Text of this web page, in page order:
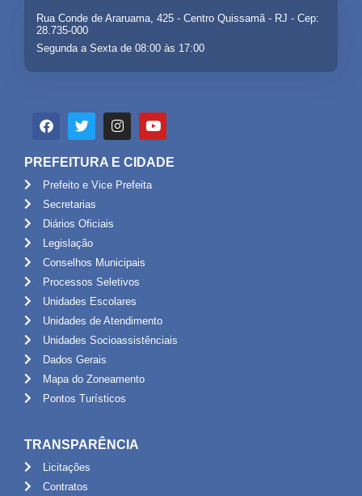
Rua Conde de Araruama, 425 - Centro Quissamã - RJ - Cep:
28.735-000
Segunda a Sexta de 08:00 às 17:00
PREFEITURA E CIDADE
Prefeito e Vice Prefeita
Secretarias
Diários Oficiais
Legislação
Conselhos Municipais
Processos Seletivos
Unidades Escolares
Unidades de Atendimento
Unidades Socioassistênciais
Dados Gerais
Mapa do Zoneamento
Pontos Turísticos
TRANSPARÊNCIA
Licitações
Contratos